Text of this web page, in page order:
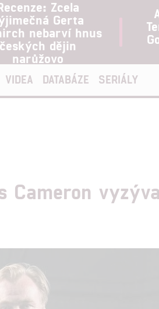
Zcela
Gerta
nebarví hnus
českých dějin
narůžovo
VIDEA DATABÁZE SERIÁLY
Cameron